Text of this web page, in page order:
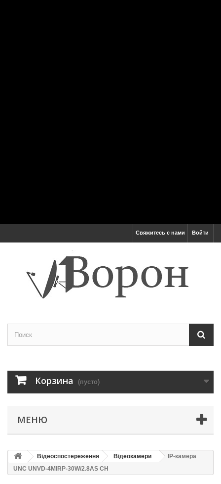
Войти
Свяжитесь с нами
Корзина (пусто)
МЕНЮ
Відеоспостереження Відеокамери
IP-камера
UNC UNVD-4MIRP-30W/2.8AS CH